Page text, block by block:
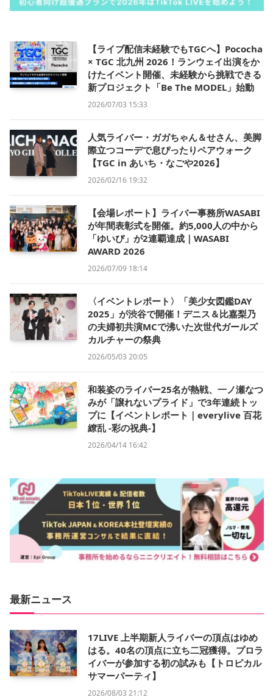
【ライブ配信未経験でもTGCへ】Pococha
× TGC 北九州 2026！ランウェイ出演をか
けたイベント開催、未経験から挑戦できる
新プロジェクト「Be The MODEL」始動
2026/07/03 15:33
人気ライバー・ガガちゃん＆せさん、美脚
際立つコーデで息ぴったりペアウォーク
【TGC in あいち・なごや2026】
2026/02/16 19:32
【会場レポート】ライバー事務所WASABI
が年間表彰式を開催。約5,000人の中から
「ゆいぴ」が2連覇達成｜WASABI
AWARD 2026
2026/07/09 18:14
〈イベントレポート〉「美少女図鑑DAY
2025」が渋谷で開催！デニス＆比嘉梨乃
の夫婦初共演MCで沸いた次世代ガールズ
カルチャーの祭典
2026/05/03 20:05
和装姿のライバー25名が熱戦、一ノ瀬なつ
みが「譲れないプライド」で3年連続トッ
プに【イベントレポート｜everylive 百花
繚乱 -彩の祝典-】
2026/04/14 16:42
最新ニュース
17LIVE 上半期新人ライバーの頂点はゆめ
はる。40名の頂点に立ち二冠獲得。プロラ
イバーが参加する初の試みも【トロピカル
サマーパーティ】
2026/08/03 21:12